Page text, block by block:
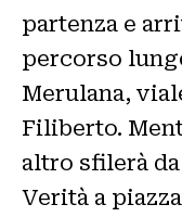
partenza e
percorso
Merulana,
Filiberto.
altro sfilerà
Verità a